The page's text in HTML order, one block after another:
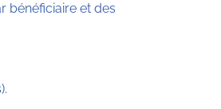
bénéficiaire et des